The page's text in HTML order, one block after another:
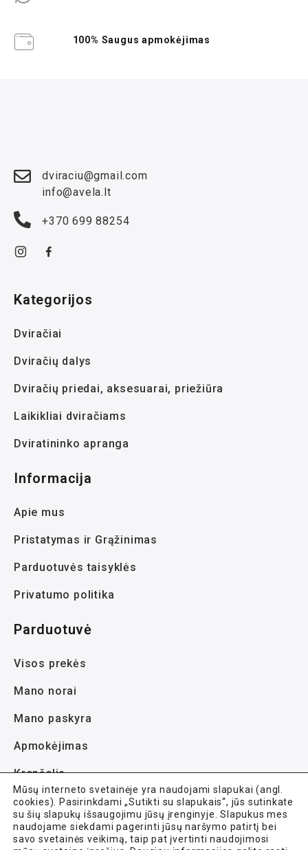
100% Saugus apmokėjimas
dviraciu@gmail.com
info@avela.lt
+370 699 88254
Kategorijos
Dviračiai
Dviračių dalys
Dviračių priedai, aksesuarai, priežiūra
Laikikliai dviračiams
Dviratininko apranga
Informacija
Apie mus
Pristatymas ir Grąžinimas
Parduotuvės taisyklės
Privatumo politika
Parduotuvė
Visos prekės
Mano norai
Mano paskyra
Apmokėjimas
Krepšelis
Mūsų interneto svetainėje yra naudojami slapukai (angl.
cookies). Pasirinkdami „Sutikti su slapukais“, jūs sutinkate
su šių slapukų išsaugojimu jūsų įrenginyje. Slapukus mes
naudojame siekdami pagerinti jūsų naršymo patirtį bei
savo svetainės veikimą, taip pat įvertinti naudojimosi